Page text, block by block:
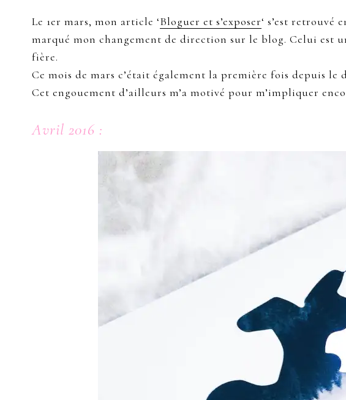
Le 1er mars, mon article ‘Bloguer et s’exposer‘ s’est retrouvé
marqué mon changement de direction sur le blog. Celui est
fière.
Ce mois de mars c’était également la première fois depuis
Cet engouement d’ailleurs m’a motivé pour m’impliquer
Avril 2016 :